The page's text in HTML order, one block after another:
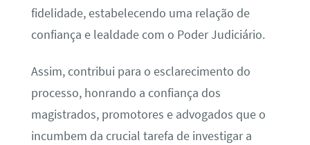
fidelidade, estabelecendo uma relação de
confiança e lealdade com o Poder Judiciário.
Assim, contribui para o esclarecimento do
processo, honrando a confiança dos
magistrados, promotores e advogados que o
incumbem da crucial tarefa de investigar a